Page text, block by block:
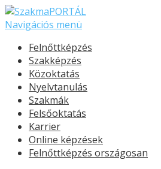
Navigációs menü
Felnőttképzés
Szakképzés
Közoktatás
Nyelvtanulás
Szakmák
Felsőoktatás
Karrier
Online képzések
Felnőttképzés országosan